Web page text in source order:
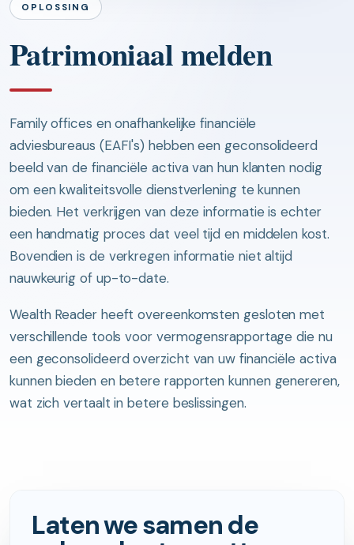
OPLOSSING
Patrimoniaal melden
Family offices en onafhankelijke financiële
adviesbureaus (EAFI's) hebben een geconsolideerd
beeld van de financiële activa van hun klanten nodig
om een kwaliteitsvolle dienstverlening te kunnen
bieden. Het verkrijgen van deze informatie is echter
een handmatig proces dat veel tijd en middelen kost.
Bovendien is de verkregen informatie niet altijd
nauwkeurig of up-to-date.
Wealth Reader heeft overeenkomsten gesloten met
verschillende tools voor vermogensrapportage die nu
een geconsolideerd overzicht van uw financiële activa
kunnen bieden en betere rapporten kunnen genereren,
wat zich vertaalt in betere beslissingen.
Laten we samen de